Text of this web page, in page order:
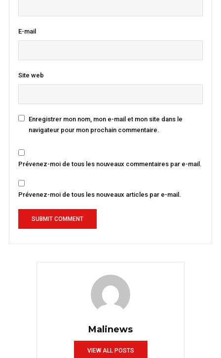
E-mail
Site web
Enregistrer mon nom, mon e-mail et mon site dans le
navigateur pour mon prochain commentaire.
Prévenez-moi de tous les nouveaux commentaires par e-mail.
Prévenez-moi de tous les nouveaux articles par e-mail.
Malinews
VIEW ALL POSTS